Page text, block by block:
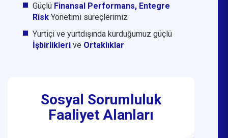
Güçlü Finansal Performans, Entegre
RiskYönetimi süreçlerimiz
Yurtiçi ve yurtdışında kurduğumuz güçlü
İşbirliklerive Ortaklıklar
Sosyal Sorumluluk
Faaliyet Alanları